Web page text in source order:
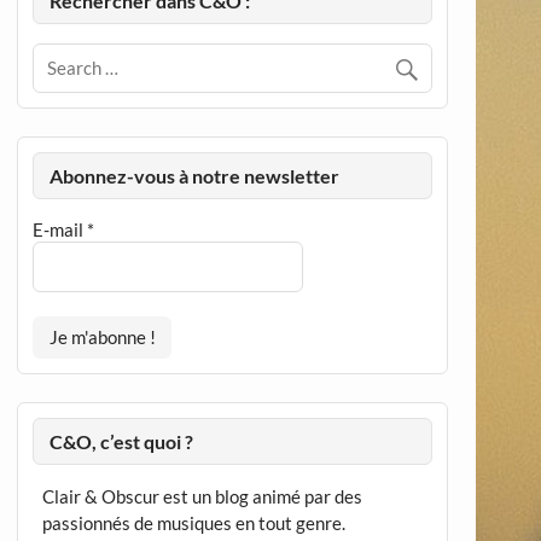
Abonnez-vous à notre newsletter
E-mail *
C&O, c’est quoi ?
Clair & Obscur est un blog animé par des
passionnés de musiques en tout genre.